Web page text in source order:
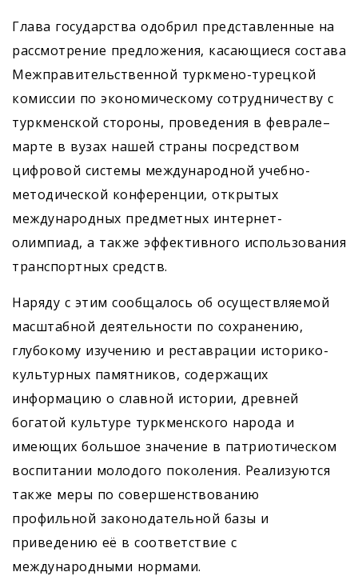
Глава государства одобрил представленные на
рассмотрение предложения, касающиеся состава
Межправительственной туркмено-турецкой
комиссии по экономическому сотрудничеству с
туркменской стороны, проведения в феврале–
марте в вузах нашей страны посредством
цифровой системы международной учебно-
методической конференции, открытых
международных предметных интернет-
олимпиад, а также эффективного использования
транспортных средств.
Наряду с этим сообщалось об осуществляемой
масштабной деятельности по сохранению,
глубокому изучению и реставрации историко-
культурных памятников, содержащих
информацию о славной истории, древней
богатой культуре туркменского народа и
имеющих большое значение в патриотическом
воспитании молодого поколения. Реализуются
также меры по совершенствованию
профильной законодательной базы и
приведению её в соответствие с
международными нормами.